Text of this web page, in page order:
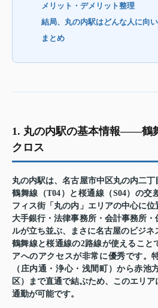
メリット・デメリット整理
結局、丸の内駅はどんな人に向
まとめ
1. 丸の内駅の基本情報——鶴
クロス
丸の内駅は、名古屋市中区丸の内二
鶴舞線（T04）と桜通線（S04）の交
フィス街「丸の内」エリアの中心に位
大手銀行・法律事務所・会計事務所
ルが立ち並ぶ、まさに名古屋のビジネ
鶴舞線と桜通線の2路線が使えること
アへのアクセスが非常に優秀です。
（庄内通・浄心・浅間町）から赤池
区）まで直通で結ぶため、このエリ
通勤が可能です。